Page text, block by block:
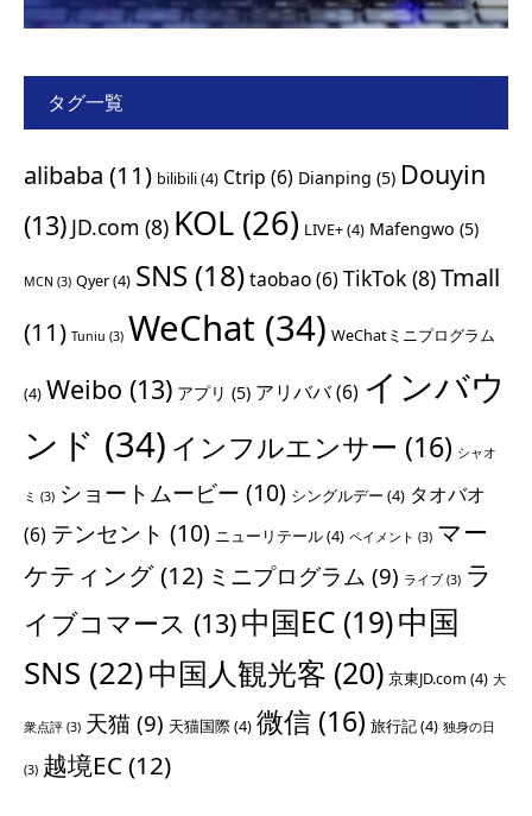
タグ一覧
alibaba (11) bilibili(4) Ctrip (6) Dianping (5) Douyin
(13) JD.com (8) KOL (26) LIVE+(4) Mafengwo (5)
MCN (3) Qyer(4) SNS (18)taobao(6) TikTok (8)Tmall
(11) Tuniu (3) WeChat (34) WeChatミニプログラム
(4) Weibo (13) アプリ (5) アリババ(6) インバウ
ンド (34) インフルエンサー (16) シャオ
ミ (3) ショートムービー (10) シングルデー (4) タオバオ
(6) テンセント (10) ニューリテール(4) ペイメント (3) マー
ケティング(12) ミニプログラム (9) ライブ (3) ラ
イブコマース (13)中国EC (19)中国
SNS (22)中国人観光客 (20) 京東JD.com (4) 大
衆点評 (3) 天猫 (9) 天猫国際(4) 微信 (16) 旅行記(4) 独身の日
(3) 越境EC(12)